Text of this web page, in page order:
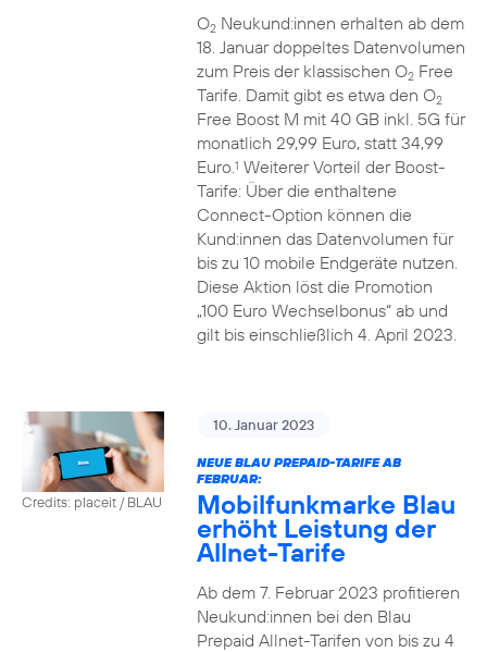
O2Neukund:innen erhalten ab dem
18. Januar doppeltes Datenvolumen
zum Preis der klassischen O2Free
Tarife. Damit gibt es etwa den O2
Free Boost M mit 40 GB inkl. 5G für
monatlich 29,99 Euro, statt 34,99
Euro.1 Weiterer Vorteil der Boost-
Tarife: Über die enthaltene
Connect-Option können die
Kund:innen das Datenvolumen für
bis zu 10 mobile Endgeräte nutzen.
Diese Aktion löst die Promotion
„100 Euro Wechselbonus“ ab und
gilt bis einschließlich 4. April 2023.
Credits: placeit / BLAU
10. Januar 2023
NEUE BLAU PREPAID-TARIFE AB
FEBRUAR:
Mobilfunkmarke Blau
erhöht Leistung der
Allnet-Tarife
Ab dem 7. Februar 2023 profitieren
Neukund:innen bei den Blau
Prepaid Allnet-Tarifen von bis zu 4